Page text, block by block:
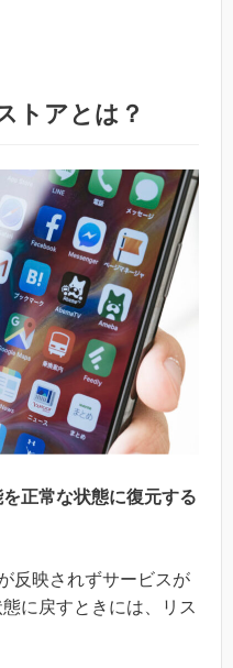
トアとは？
正常な状態に復元する
反映されずサービスが
に戻すときには、リス